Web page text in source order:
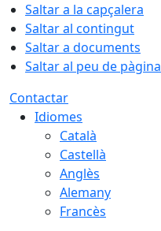
Saltar a la capçalera
Saltar al contingut
Saltar a documents
Saltar al peu de pàgina
Contactar
Idiomes
Català
Castellà
Anglès
Alemany
Francès